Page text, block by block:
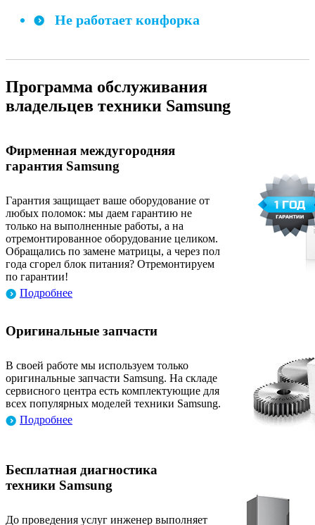
Не работает конфорка
Программа обслуживания
владельцев техники Samsung
Фирменная междугородняя
гарантия Samsung
Гарантия защищает ваше оборудование от
любых поломок: мы даем гарантию не
только на выполненные работы, а на
отремонтированное оборудование целиком.
Обращались по замене матрицы, а через пол
года сгорел блок питания? Отремонтируем
по гарантии!
Подробнее
Оригинальные запчасти
В своей работе мы используем только
оригинальные запчасти Samsung. На складе
сервисного центра есть комплектующие для
всех популярных моделей техники Samsung.
Подробнее
Бесплатная диагностика
техники Samsung
До проведения услуг инженер выполняет